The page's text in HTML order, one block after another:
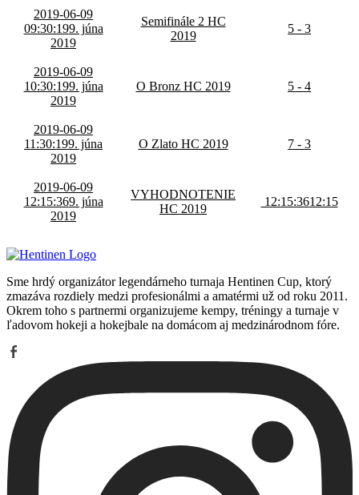
2019-06-09
09:30:199. júna
2019
Semifinále 2 HC
2019
5 - 3
2019-06-09
10:30:199. júna
2019
O Bronz HC 2019 5 - 4
2019-06-09
11:30:199. júna
2019
O Zlato HC 2019 7 - 3
2019-06-09
12:15:369. júna
2019
VYHODNOTENIE
HC 2019
12:15:3612:15
Sme hrdý organizátor legendárneho turnaja Hentinen Cup, ktorý
zmazáva rozdiely medzi profesionálmi a amatérmi už od roku 2011.
Okrem toho s partnermi organizujeme kempy, tréningy a turnaje v
ľadovom hokeji a hokejbale na domácom aj medzinárodnom fóre.